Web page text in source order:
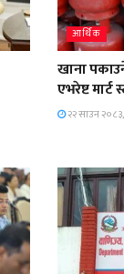
आर्थिक
खाना
एभरेष्ट
२२ साउन २०८३,